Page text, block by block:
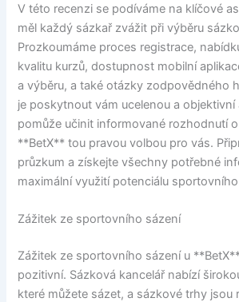
V této recenzi se podíváme na klíčové
měl každý sázkař zvážit při výběru
Prozkoumáme proces registrace,
kvalitu kurzů, dostupnost mobilní
a výběru, a také otázky zodpovědného
je poskytnout vám ucelenou a objektivní
pomůže učinit informované rozhodnutí
**BetX** tou pravou volbou pro vás.
průzkum a získejte všechny potřebné
maximální využití potenciálu
Zážitek ze sportovního sázení
Zážitek ze sportovního sázení u
pozitivní. Sázková kancelář nabízí
které můžete sázet, a sázkové trhy jsou